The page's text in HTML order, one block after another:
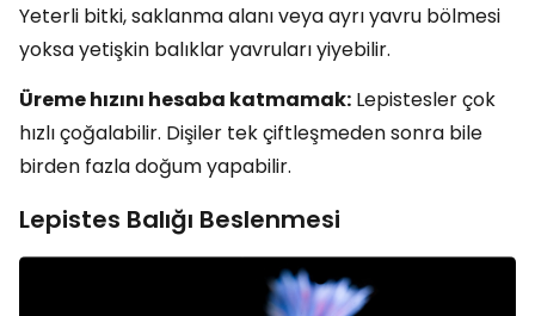
Yeterli bitki, saklanma alanı veya ayrı yavru bölmesi
yoksa yetişkin balıklar yavruları yiyebilir.
Üreme hızını hesaba katmamak: Lepistesler çok
hızlı çoğalabilir. Dişiler tek çiftleşmeden sonra bile
birden fazla doğum yapabilir.
Lepistes Balığı Beslenmesi